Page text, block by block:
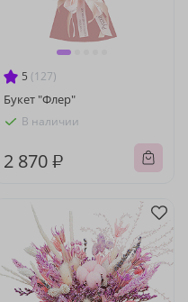
5 (127)
Букет "Флер"
В наличии
2 870 ₽